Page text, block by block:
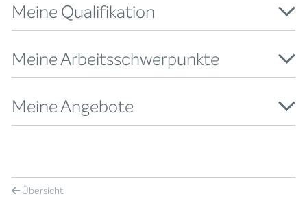
Meine Qualifikation
Meine Arbeitsschwerpunkte
Meine Angebote
Übersicht